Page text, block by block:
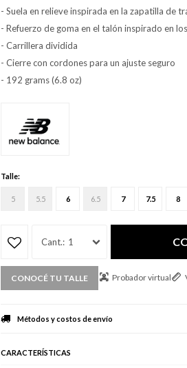
- Suela en relieve inspirada en la zapatilla de
- Refuerzo de goma en el talón inspirado en
- Carrillera dividida
- Cierre con cordones para un ajuste seguro
- 192 grams (6.8 oz)
Talle:
5 5.5 6 6.5 7 7.5 8
1
CONOCÉ TU TALLE Probador virtual
Métodos y costos de envío
CARACTERÍSTICAS